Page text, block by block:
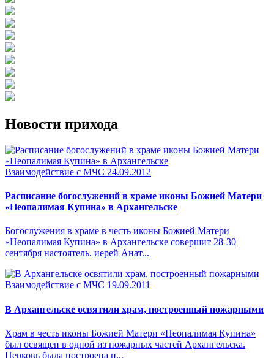
Новости прихода
Взаимодействие с МЧС 24.09.2012
Расписание богослужений в храме иконы Божией Матери
«Неопалимая Купина» в Архангельске
Богослужения в храме в честь иконы Божией Матери
«Неопалимая Купина» в Архангельске совершит 28-30
сентября настоятель, иерей Анат...
Взаимодействие с МЧС 19.09.2011
В Архангельске освятили храм, построенный пожарными
Храм в честь иконы Божией Матери «Неопалимая Купина»
был освящен в одной из пожарных частей Архангельска.
Церковь была построена п...